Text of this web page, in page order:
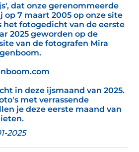
dat onze gerenommeerde
op 7 maart 2005 op onze site
het fotogedicht van de eerste
2025 geworden op de
van de fotografen Mira
in deze ijsmaand van 2025.
met verrassende
je deze eerste maand van
2025